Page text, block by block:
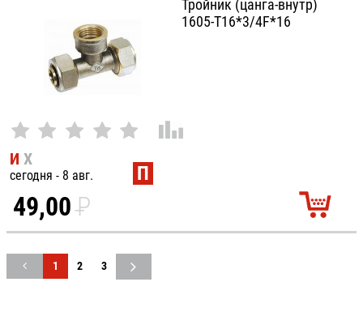
Тройник (цанга-внутр)
1605-T16*3/4F*16
И Х
сегодня - 8 авг. П
49,00P
УБ.
1 2 3